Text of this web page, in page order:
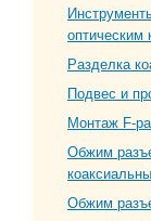
оптическим
Разделка
Подвес и
Монтаж F-
Обжим
Обжим